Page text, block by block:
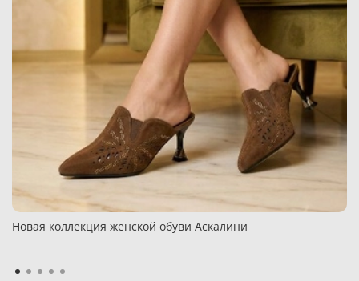
Новая коллекция женской обуви Аскалини